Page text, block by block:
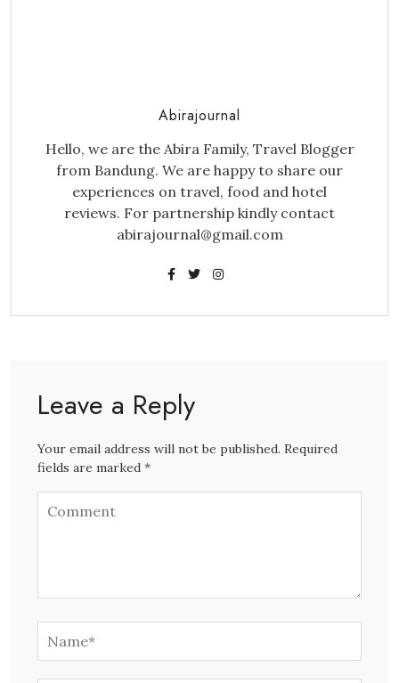
Abirajournal
Hello, we are the Abira Family, Travel Blogger
from Bandung. We are happy to share our
experiences on travel, food and hotel
reviews. For partnership kindly contact
abirajournal@gmail.com
Leave a Reply
Your email address will not be published. Required
fields are marked *